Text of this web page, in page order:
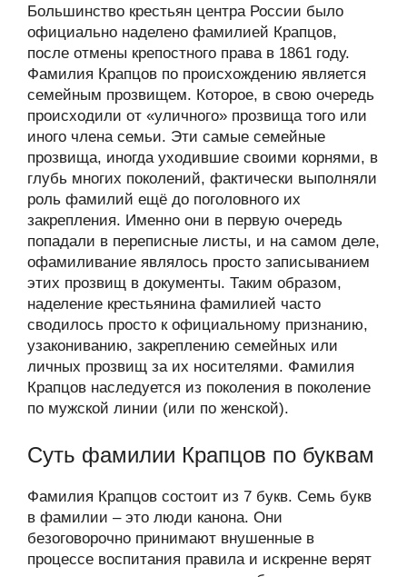
Большинство крестьян центра России было
официально наделено фамилией Крапцов,
после отмены крепостного права в 1861 году.
Фамилия Крапцов по происхождению является
семейным прозвищем. Которое, в свою очередь
происходили от «уличного» прозвища того или
иного члена семьи. Эти самые семейные
прозвища, иногда уходившие своими корнями, в
глубь многих поколений, фактически выполняли
роль фамилий ещё до поголовного их
закрепления. Именно они в первую очередь
попадали в переписные листы, и на самом деле,
офамиливание являлось просто записыванием
этих прозвищ в документы. Таким образом,
наделение крестьянина фамилией часто
сводилось просто к официальному признанию,
узакониванию, закреплению семейных или
личных прозвищ за их носителями. Фамилия
Крапцов наследуется из поколения в поколение
по мужской линии (или по женской).
Суть фамилии Крапцов по буквам
Фамилия Крапцов состоит из 7 букв. Семь букв
в фамилии – это люди канона. Они
безоговорочно принимают внушенные в
процессе воспитания правила и искренне верят